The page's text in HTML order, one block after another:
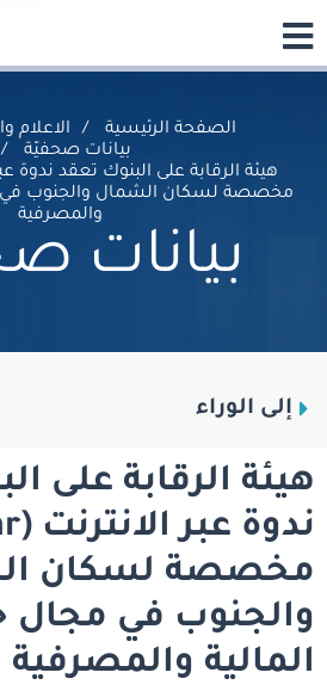
الصفحة الرئيسية
الاعلام
بيانات صحفيّة
مخصصة لسكان الشمال والجنوب في
والمصرفية
بيانات
إلى الوراء
هيئة الرقابة على
مخصصة لسكان
والجنوب في
المالية والمصرفية